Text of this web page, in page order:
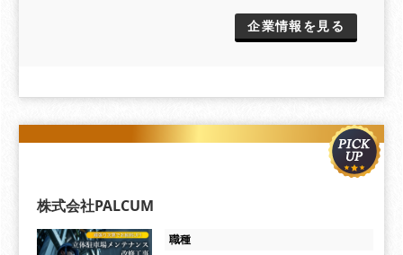
企業情報を見る
株式会社PALCUM
職種